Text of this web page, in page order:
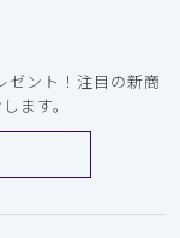
ゼント！注目の新商
ます。